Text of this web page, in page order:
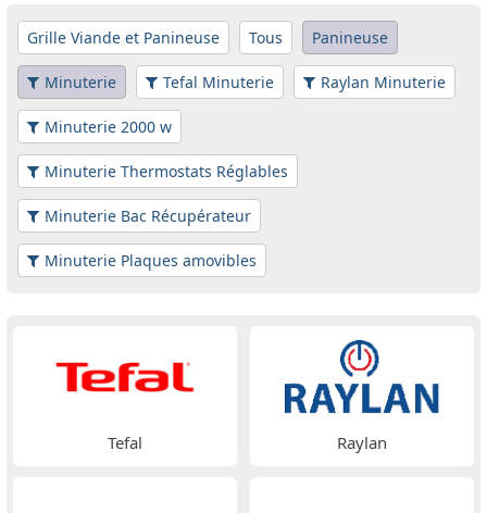
Grille Viande et Panineuse Tous Panineuse
Minuterie Tefal Minuterie Raylan Minuterie
Minuterie 2000 w
Minuterie Thermostats Réglables
Minuterie Bac Récupérateur
Minuterie Plaques amovibles
Tefal Raylan